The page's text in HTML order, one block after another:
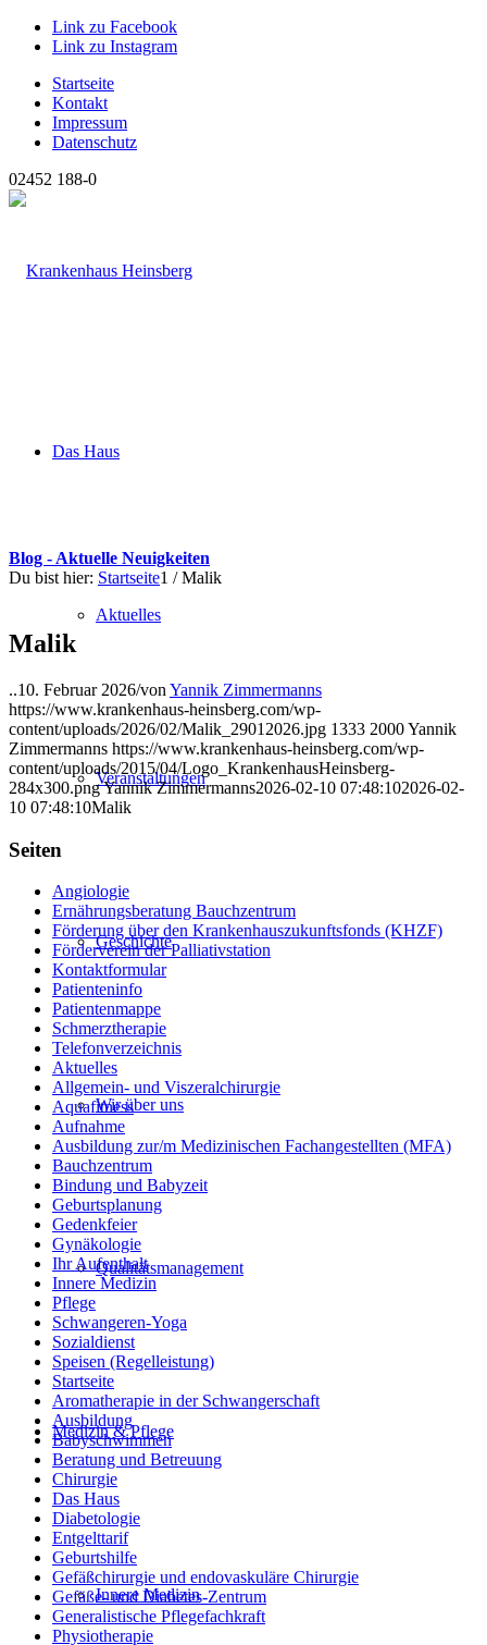
Link zu Facebook
Link zu Instagram
Startseite
Kontakt
Impressum
Datenschutz
02452 188-0
Das Haus
Aktuelles
Veranstaltungen
Geschichte
Wir über uns
Qualitätsmanagement
Medizin & Pflege
Innere Medizin
Blog - Aktuelle Neuigkeiten
Du bist hier: Startseite1 / Malik
Malik
..10. Februar 2026/von Yannik Zimmermanns
https://www.krankenhaus-heinsberg.com/wp-
content/uploads/2026/02/Malik_29012026.jpg 1333 2000Yannik
Zimmermanns https://www.krankenhaus-heinsberg.com/wp-
content/uploads/2015/04/Logo_KrankenhausHeinsberg-
284x300.pngYannik Zimmermanns2026-02-10 07:48:102026-02-
10 07:48:10Malik
Seiten
Angiologie
Ernährungsberatung Bauchzentrum
Förderung über den Krankenhauszukunftsfonds (KHZF)
Förderverein der Palliativstation
Kontaktformular
Patienteninfo
Patientenmappe
Schmerztherapie
Telefonverzeichnis
Aktuelles
Allgemein- und Viszeralchirurgie
Aquafitness
Aufnahme
Ausbildung zur/m Medizinischen Fachangestellten (MFA)
Bauchzentrum
Bindung und Babyzeit
Geburtsplanung
Gedenkfeier
Gynäkologie
Ihr Aufenthalt
Innere Medizin
Pflege
Schwangeren-Yoga
Sozialdienst
Speisen (Regelleistung)
Startseite
Aromatherapie in der Schwangerschaft
Ausbildung
Babyschwimmen
Beratung und Betreuung
Chirurgie
Das Haus
Diabetologie
Entgelttarif
Geburtshilfe
Gefäßchirurgie und endovaskuläre Chirurgie
Gefäße- und Diabetes-Zentrum
Generalistische Pflegefachkraft
Physiotherapie